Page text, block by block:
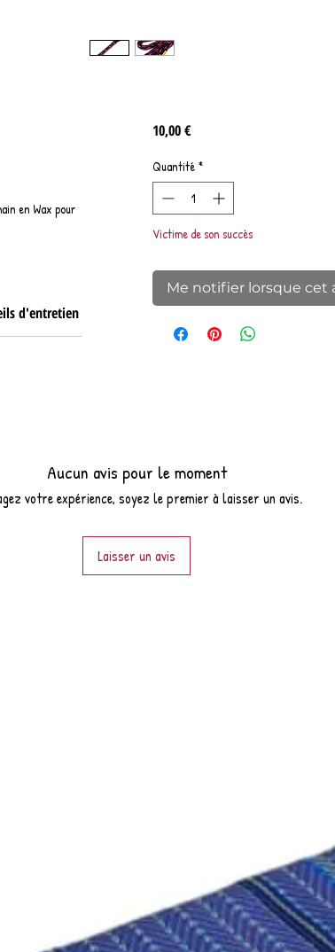
en Wax pour
d'entretien
10,00 €Prix
Quantité *
Victime de son succès
Me notifier lorsque cet
Aucun avis pour le moment
votre expérience, soyez le premier à laisser un avis.
Laisser un avis